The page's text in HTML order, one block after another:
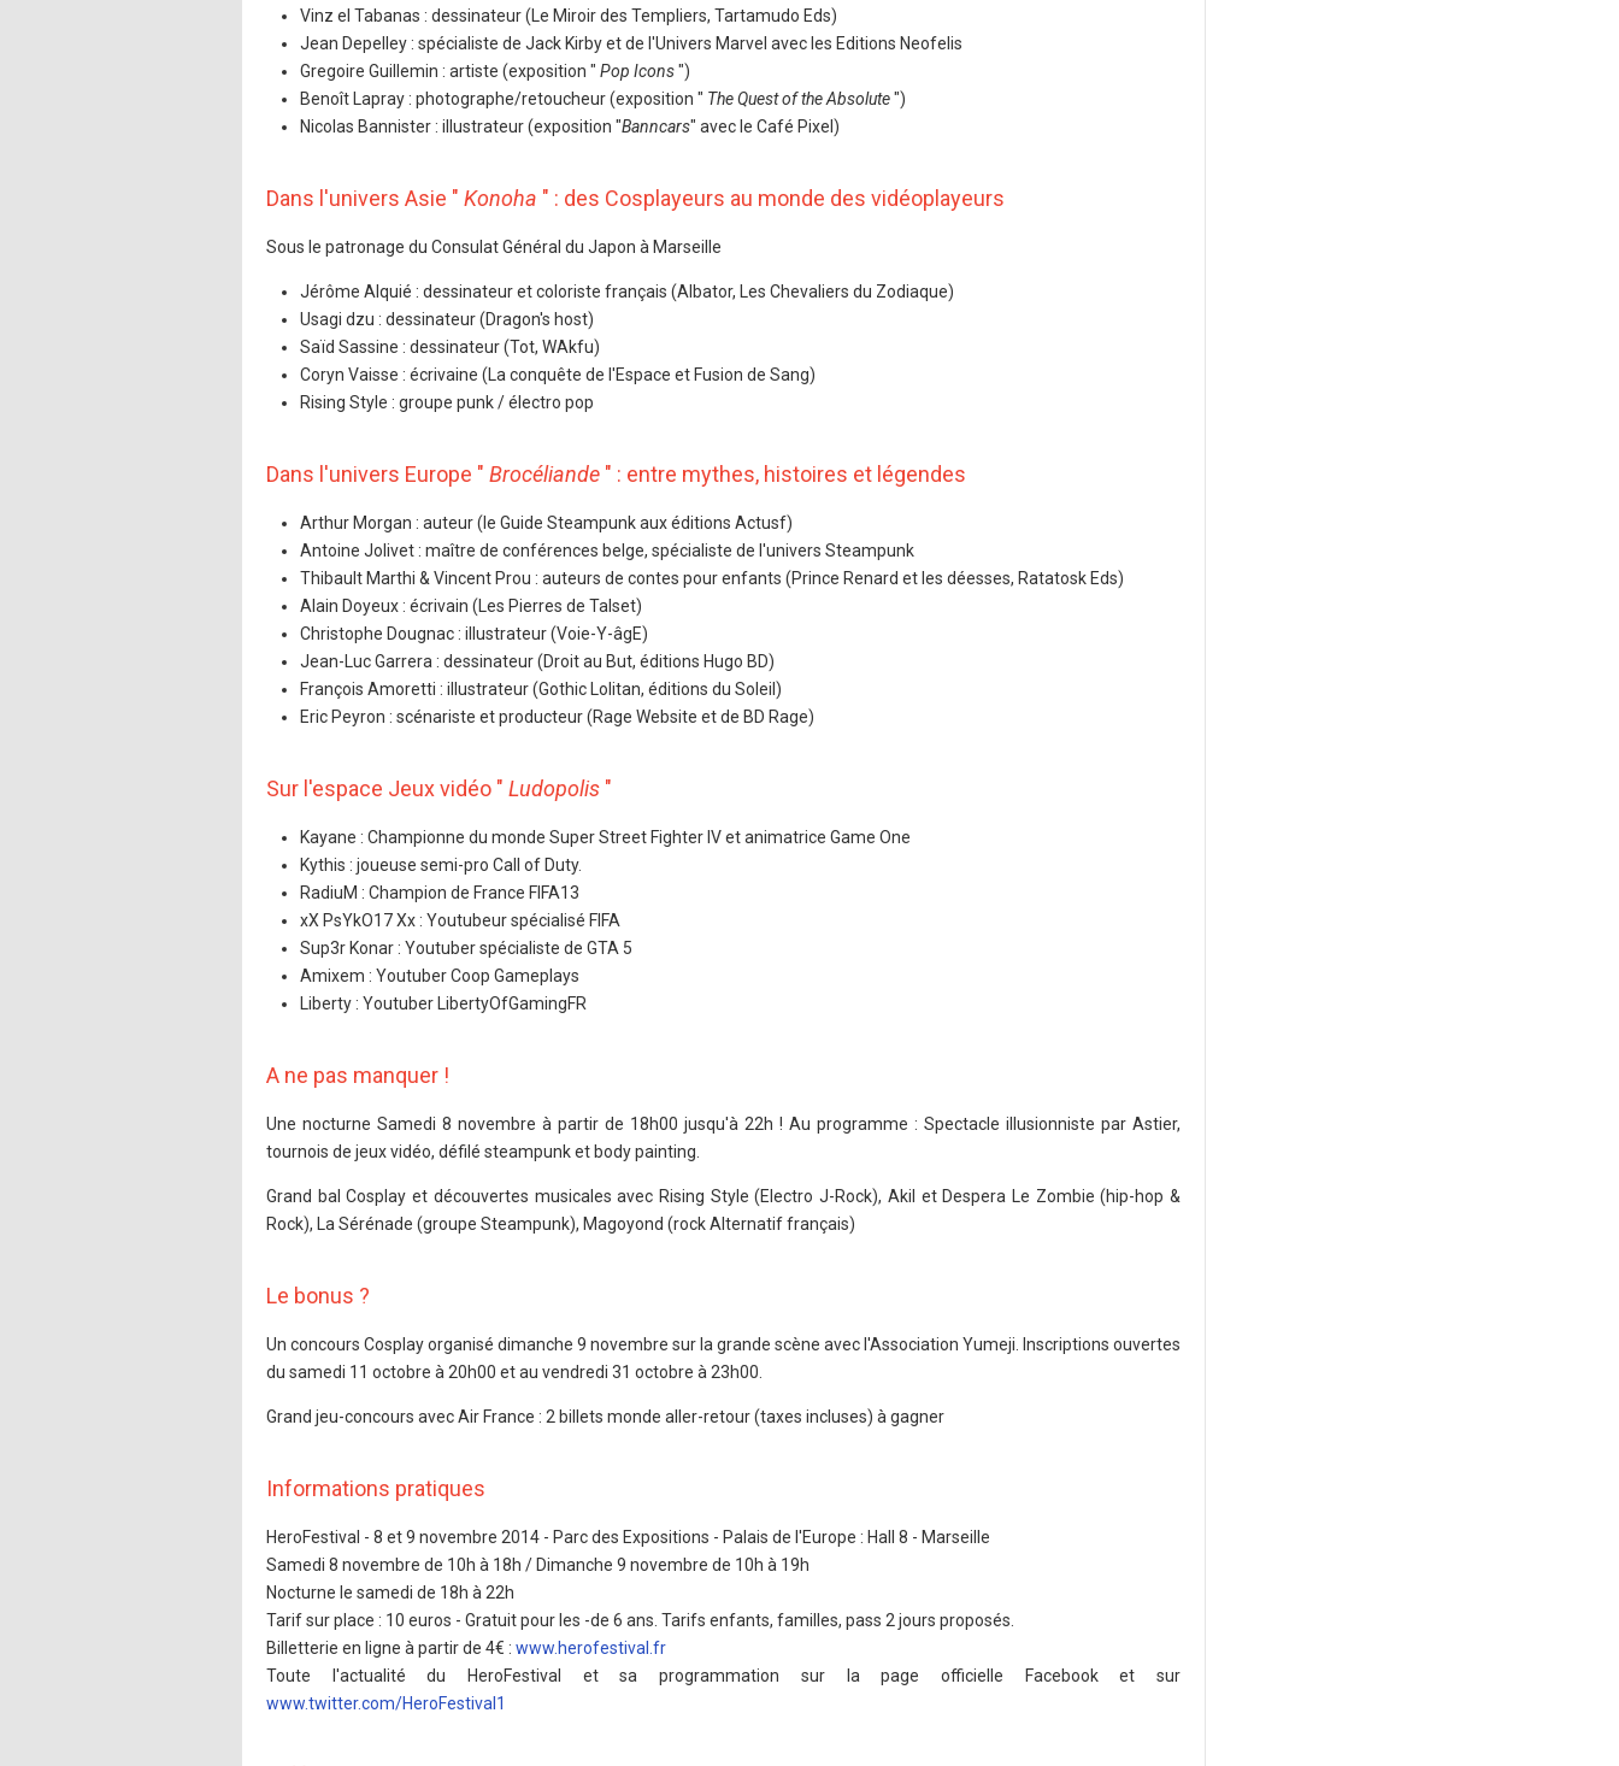
Vinz el Tabanas : dessinateur (Le Miroir des Templiers, Tartamudo Eds)
Jean Depelley : spécialiste de Jack Kirby et de l'Univers Marvel avec les Editions Neofelis
Gregoire Guillemin : artiste (exposition " Pop Icons")
Benoît Lapray : photographe/retoucheur (exposition " The Quest of the Absolute")
Nicolas Bannister : illustrateur (exposition "Banncars" avec le Café Pixel)
Dans l'univers Asie " Konoha " : des Cosplayeurs au monde des vidéoplayeurs
Sous le patronage du Consulat Général du Japon à Marseille
Jérôme Alquié : dessinateur et coloriste français (Albator, Les Chevaliers du Zodiaque)
Usagi dzu : dessinateur (Dragon's host)
Saïd Sassine : dessinateur (Tot, WAkfu)
Coryn Vaisse : écrivaine (La conquête de l'Espace et Fusion de Sang)
Rising Style : groupe punk / électro pop
Dans l'univers Europe " Brocéliande " : entre mythes, histoires et légendes
Arthur Morgan : auteur (le Guide Steampunk aux éditions Actusf)
Antoine Jolivet : maître de conférences belge, spécialiste de l'univers Steampunk
Thibault Marthi & Vincent Prou : auteurs de contes pour enfants (Prince Renard et les déesses, Ratatosk Eds)
Alain Doyeux : écrivain (Les Pierres de Talset)
Christophe Dougnac : illustrateur (Voie-Y-âgE)
Jean-Luc Garrera : dessinateur (Droit au But, éditions Hugo BD)
François Amoretti : illustrateur (Gothic Lolitan, éditions du Soleil)
Eric Peyron : scénariste et producteur (Rage Website et de BD Rage)
Sur l'espace Jeux vidéo " Ludopolis "
Kayane : Championne du monde Super Street Fighter IV et animatrice Game One
Kythis : joueuse semi-pro Call of Duty.
RadiuM : Champion de France FIFA13
xX PsYkO17 Xx : Youtubeur spécialisé FIFA
Sup3r Konar : Youtuber spécialiste de GTA 5
Amixem : Youtuber Coop Gameplays
Liberty : Youtuber LibertyOfGamingFR
A ne pas manquer !
Une nocturne Samedi 8 novembre à partir de 18h00 jusqu'à 22h ! Au programme : Spectacle illusionniste par Astier,
tournois de jeux vidéo, défilé steampunk et body painting.
Grand bal Cosplay et découvertes musicales avec Rising Style (Electro J-Rock), Akil et Despera Le Zombie (hip-hop &
Rock), La Sérénade (groupe Steampunk), Magoyond (rock Alternatif français)
Le bonus ?
Un concours Cosplay organisé dimanche 9 novembre sur la grande scène avec l'Association Yumeji. Inscriptions ouvertes
du samedi 11 octobre à 20h00 et au vendredi 31 octobre à 23h00.
Grand jeu-concours avec Air France : 2 billets monde aller-retour (taxes incluses) à gagner
Informations pratiques
HeroFestival - 8 et 9 novembre 2014 - Parc des Expositions - Palais de l'Europe : Hall 8 - Marseille
Samedi 8 novembre de 10h à 18h / Dimanche 9 novembre de 10h à 19h
Nocturne le samedi de 18h à 22h
Tarif sur place : 10 euros - Gratuit pour les -de 6 ans. Tarifs enfants, familles, pass 2 jours proposés.
Billetterie en ligne à partir de 4€ : www.herofestival.fr
Toute l'actualité du HeroFestival et sa programmation sur la page officielle Facebook et sur
www.twitter.com/HeroFestival1